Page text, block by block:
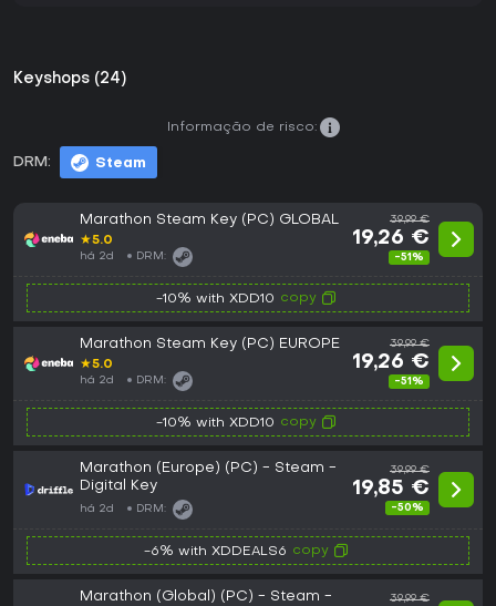
Keyshops (24)
DRM: Steam
Informação de risco:
Marathon Steam Key (PC) GLOBAL
★5.0
há 2d DRM:
39,99 €
19,26 €
-51%
-10% with XDD10 copy
Marathon Steam Key (PC) EUROPE
★5.0
há 2d DRM:
39,99 €
19,26 €
-51%
-10% with XDD10 copy
Marathon (Europe) (PC) - Steam -
Digital Key
há 2d DRM:
39,99 €
19,85 €
-50%
-6% with XDDEALS6 copy
Marathon (Global) (PC) - Steam -
39,99 €